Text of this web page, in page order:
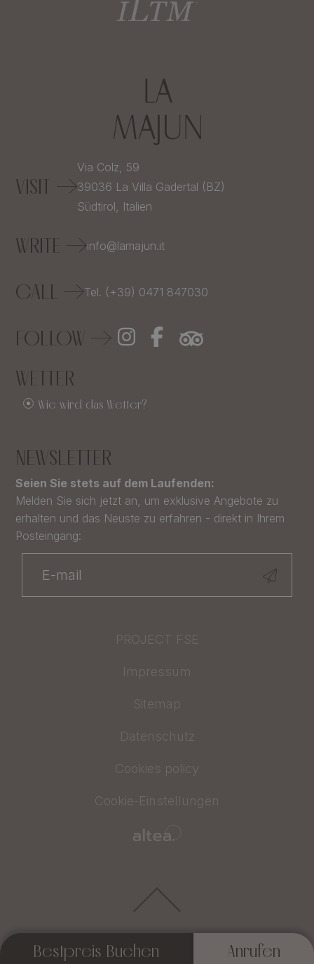
VISIT
Via Colz, 59
39036 La Villa Gadertal (BZ)
Südtirol, Italien
WRITE info@lamajun.it
CALL Tel. (+39) 0471 847030
FOLLOW
WETTER
Wie wird das Wetter?
NEWSLETTER
Seien Sie stets auf dem Laufenden:
Melden Sie sich jetzt an, um exklusive Angebote zu
erhalten und das Neuste zu erfahren - direkt in Ihrem
Posteingang:
PROJECT FSE
Impressum
Sitemap
Datenschutz
Cookies policy
Cookie-Einstellungen
Bestpreis Buchen Anrufen